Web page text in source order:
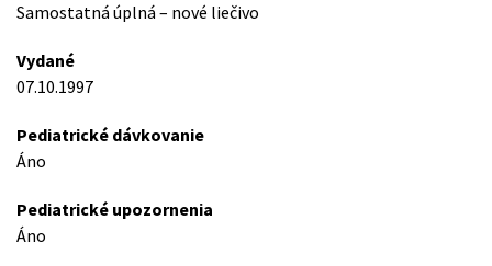
Samostatná úplná – nové liečivo
Vydané
07.10.1997
Pediatrické dávkovanie
Áno
Pediatrické upozornenia
Áno